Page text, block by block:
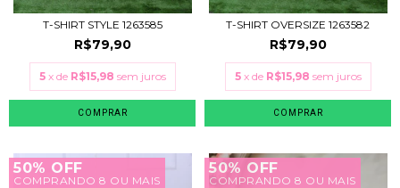
T-SHIRT STYLE 1263585
R$79,90
5 x de R$15,98 sem juros
COMPRAR
T-SHIRT OVERSIZE 1263582
R$79,90
5 x de R$15,98 sem juros
COMPRAR
50% OFF
COMPRANDO 8 OU MAIS
50% OFF
COMPRANDO 8 OU MAIS